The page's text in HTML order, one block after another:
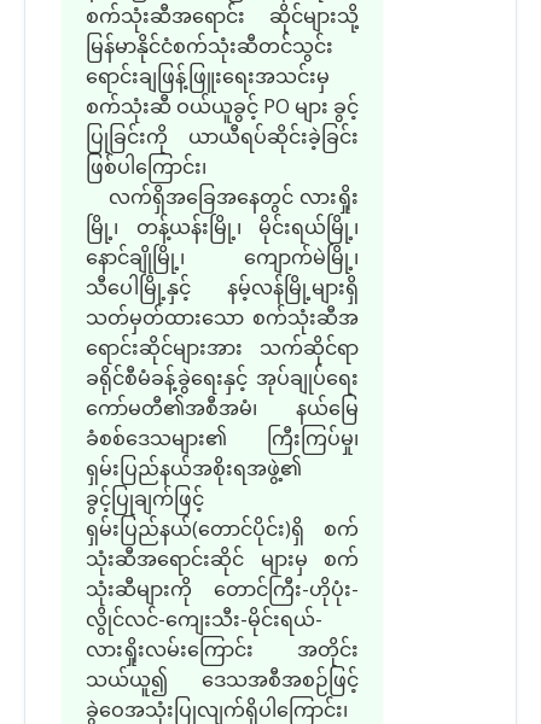
စက်သုံးဆီအရောင်း ဆိုင်များသို့
မြန်မာနိုင်ငံစက်သုံးဆီတင်သွင်း
ရောင်းချဖြန့်ဖြူးရေးအသင်းမှ
စက်သုံးဆီ ဝယ်ယူခွင့် PO များ ခွင့်
ပြုခြင်းကို ယာယီရပ်ဆိုင်းခဲ့ခြင်း
ဖြစ်ပါကြောင်း၊
လက်ရှိအခြေအနေတွင် လားရှိုး
မြို့၊ တန့်ယန်းမြို့၊ မိုင်းရယ်မြို့၊
နောင်ချိုမြို့၊ ကျောက်မဲမြို့၊
သီပေါမြို့နှင့် နမ့်လန်မြို့များရှိ
သတ်မှတ်ထားသော စက်သုံးဆီအ
ရောင်းဆိုင်များအား သက်ဆိုင်ရာ
ခရိုင်စီမံခန့်ခွဲရေးနှင့် အုပ်ချုပ်ရေး
ကော်မတီ၏အစီအမံ၊ နယ်မြေ
ခံစစ်ဒေသများ၏ ကြီးကြပ်မှု၊
ရှမ်းပြည်နယ်အစိုးရအဖွဲ့၏
ခွင့်ပြုချက်ဖြင့်
ရှမ်းပြည်နယ်(တောင်ပိုင်း)ရှိ စက်
သုံးဆီအရောင်းဆိုင် များမှ စက်
သုံးဆီများကို တောင်ကြီး-ဟိုပုံး-
လွိုင်လင်-ကျေးသီး-မိုင်းရယ်-
လားရှိုးလမ်းကြောင်း အတိုင်း
သယ်ယူ၍ ဒေသအစီအစဉ်ဖြင့်
ခွဲဝေအသုံးပြုလျက်ရှိပါကြောင်း၊